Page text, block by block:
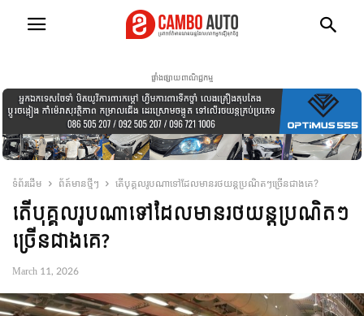
ផ្ទាំងផ្សាយពាណិជ្ជកម្ម
ទំព័រដើម ព័ត៍មានថ្មីៗ តើបុគ្គលរូបណាទៅដែលមានរថយន្តប្រណិតៗច្រើនជាងគេ?
តើបុគ្គលរូបណាទៅដែលមានរថយន្តប្រណិតៗ
ច្រើនជាងគេ?
March 11, 2026